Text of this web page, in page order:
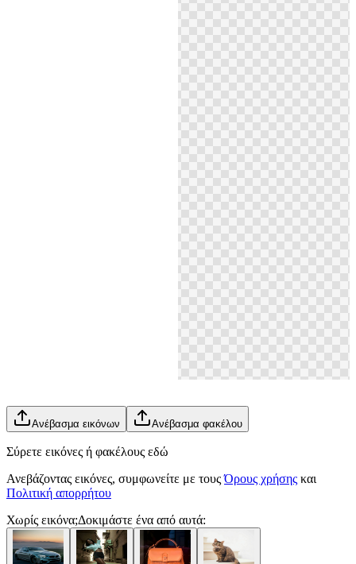
Ανέβασμα εικόνων Ανέβασμα φακέλου
Σύρετε εικόνες ή φακέλους εδώ
Ανεβάζοντας εικόνες, συμφωνείτε με τους Όρους χρήσης και
Πολιτική απορρήτου
Χωρίς εικόνα;Δοκιμάστε ένα από αυτά: